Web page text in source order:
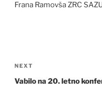
Frana Ramovša ZRC
navigation
Next
Post
NEXT
Vabilo na 20. letno